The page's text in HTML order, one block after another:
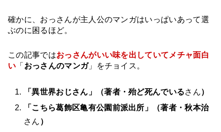
確かに、おっさんが主人公のマンガはいっぱいあって選
ぶのに困るほど。
この記事ではおっさんがいい味を出していてメチャ面白
い 「 おっさんのマンガ」をチョイス。
「異世界おじさん」（著者・殆ど死んでいるさん）
「こちら葛飾区亀有公園前派出所」（著者・秋本治
さん ）